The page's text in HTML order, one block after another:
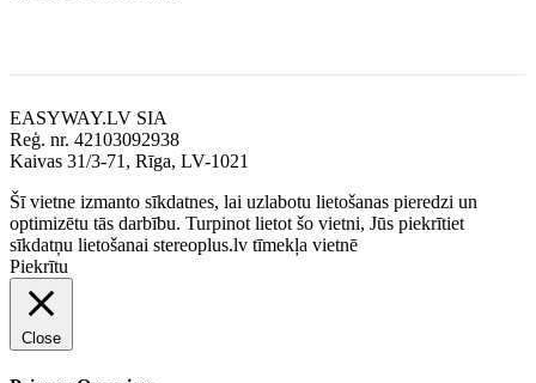
EASYWAY.LV SIA
Reģ. nr. 42103092938
Kaivas 31/3-71, Rīga, LV-1021
Šī vietne izmanto sīkdatnes, lai uzlabotu lietošanas pieredzi un
optimizētu tās darbību. Turpinot lietot šo vietni, Jūs piekrītiet
sīkdatņu lietošanai stereoplus.lv tīmekļa vietnē
Piekrītu
Close